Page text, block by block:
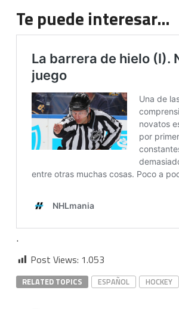
Te puede interesar…
.
Post Views: 1.053
RELATED TOPICS ESPAÑOL HOCKEY